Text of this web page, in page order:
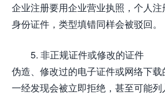
企业注册要用企业营业执照，个人
身份证件，类型填错同样会被驳回。
5. 非正规证件或修改的证件
伪造、修改过的电子证件或网络下载
一经发现会被立即拒绝，甚至可能列